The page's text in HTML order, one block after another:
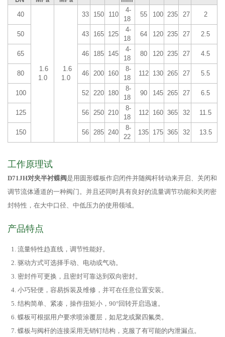
40
1.6
1.0
1.6
1.0
33 150 110
4-
18
55 100 235 27 2
50 43 165 125
4-
18
64 120 235 27 2.5
65 46 185 145
4-
18
80 120 235 27 4.5
80 46 200 160
8-
18
112 130 265 27 5.5
100 52 220 180
8-
18
90 145 265 27 6.5
125 56 250 210
8-
18
112 160 365 32 11.5
150 56 285 240
8-
22
135 175 365 32 13.5
工作原理试
D71JH对夹半衬蝶阀是用圆形蝶板作启闭件并随阀杆转动来开启、关闭和
调节流体通道的一种阀门。并且还同时具有良好的流量调节功能和关闭密
封特性，在大中口径、中低压力的使用领域。
产品特点
流量特性趋直线，调节性能好。
驱动方式可选择手动、电动或气动。
密封件可更换，且密封可靠达到双向密封。
小巧轻便，容易拆装及维修，并可在任意位置安装。
结构简单、紧凑，操作扭矩小，90°回转开启迅速。
蝶板可根据用户要求喷涂覆层，如尼龙或聚四氟类。
蝶板与阀杆的连接采用无销钉结构，克服了有可能的内泄漏点。